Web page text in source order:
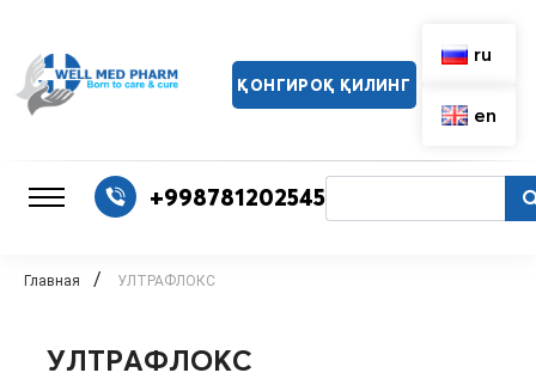
ҚОНГИРОҚ ҚИЛИНГ
ru
en
+998781202545
Главная / УЛТРАФЛОКС
УЛТРАФЛОКС